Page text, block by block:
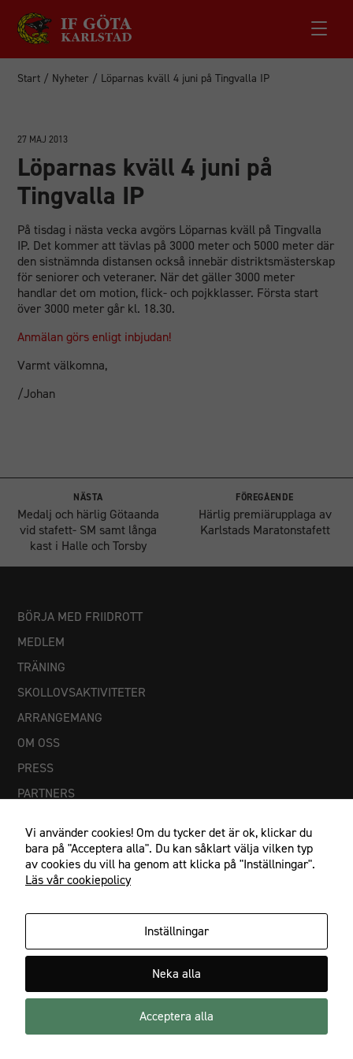
Start / Nyheter / Löparnas kväll 4 juni på Tingvalla IP
27 MAJ 2013
Löparnas kväll 4 juni på
Tingvalla IP
På tisdag i nästa vecka avgörs Löparnas kväll på Tingvalla
IP. Det kommer att tävlas på 3000 meter och 5000 meter där
den sistnämnda distansen också innebär distriktsmästerskap
för seniorer och veteraner. När det gäller 3000 meter
handlar det om motion, flick- och pojkklasser. Första start
över 3000 meter går kl. 18.30.
Anmälan görs enligt inbjudan!
Varmt välkomna,
/Johan
NÄSTA
Medalj och härlig Götaanda
vid stafett- SM samt långa
kast i Halle och Torsby
FÖREGÅENDE
Härlig premiärupplaga av
Karlstads Maratonstafett
BÖRJA MED FRIIDROTT
MEDLEM
TRÄNING
SKOLLOVSAKTIVITETER
ARRANGEMANG
OM OSS
PRESS
PARTNERS
IF Göta Karlstad, Johan Banérs väg 5, 653 48 Karlstad
054-21 23 27, info@ifgota.se
Vi använder cookies! Om du tycker det är ok, klickar du
bara på "Acceptera alla". Du kan såklart välja vilken typ
av cookies du vill ha genom att klicka på "Inställningar".
Läs vår cookiepolicy
Inställningar
Neka alla
Acceptera alla
Nödvändiga
cookies går
inte att välja